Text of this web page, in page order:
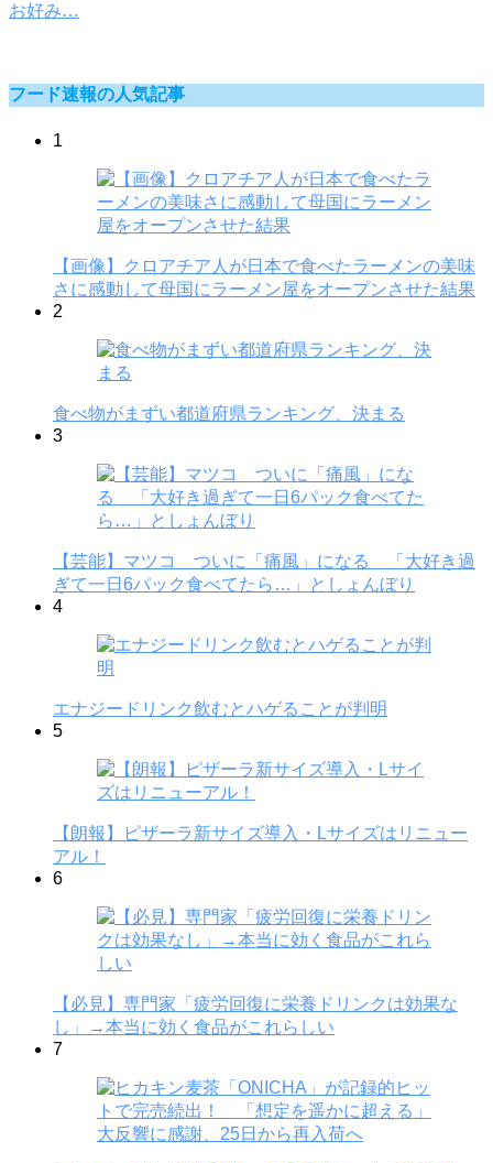
お好み…
フード速報の人気記事
1
【画像】クロアチア人が日本で食べたラーメンの美味
さに感動して母国にラーメン屋をオープンさせた結果
2
食べ物がまずい都道府県ランキング、決まる
3
【芸能】マツコ ついに「痛風」になる 「大好き過
ぎて一日6パック食べてたら…」としょんぼり
4
エナジードリンク飲むとハゲることが判明
5
【朗報】ピザーラ新サイズ導入・Lサイズはリニュー
アル！
6
【必見】専門家「疲労回復に栄養ドリンクは効果な
し」→本当に効く食品がこれらしい
7